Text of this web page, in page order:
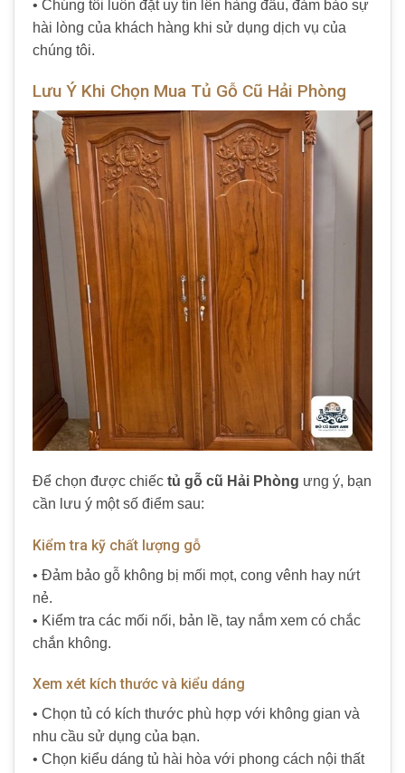
• Chúng tôi luôn đặt uy tín lên hàng đầu, đảm bảo sự
hài lòng của khách hàng khi sử dụng dịch vụ của
chúng tôi.
Lưu Ý Khi Chọn Mua Tủ Gỗ Cũ Hải Phòng
Để chọn được chiếc tủ gỗ cũ Hải Phòng ưng ý, bạn
cần lưu ý một số điểm sau:
Kiểm tra kỹ chất lượng gỗ
• Đảm bảo gỗ không bị mối mọt, cong vênh hay nứt
nẻ.
• Kiểm tra các mối nối, bản lề, tay nắm xem có chắc
chắn không.
Xem xét kích thước và kiểu dáng
• Chọn tủ có kích thước phù hợp với không gian và
nhu cầu sử dụng của bạn.
• Chọn kiểu dáng tủ hài hòa với phong cách nội thất